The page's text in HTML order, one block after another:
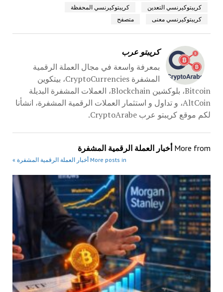
كريبتوكيرنسي التعدين
كريبتوكيرنسي المحفظة
كريبتوكيرنسي معنى
متصفح
كريبتو عرب
بمعرفة واسعة في مجال العملة الرقمية
المشفرة CryptoCurrencies، بيتكوين
Bitcoin، بلوكشين Blockchain، العملات المشفرة البديلة
AltCoin، و تداول و استثمار العملات الرقمية المشفرة، انشأنا
لكم موقع كريبتو عرب CryptoArabe.
More from أخبار العملة الرقمية المشفرة
More posts in أخبار العملة الرقمية المشفرة »